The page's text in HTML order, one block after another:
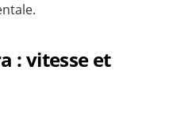
: vitesse et